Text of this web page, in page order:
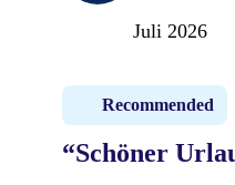
Juli 2026
Recommended
“Schöner